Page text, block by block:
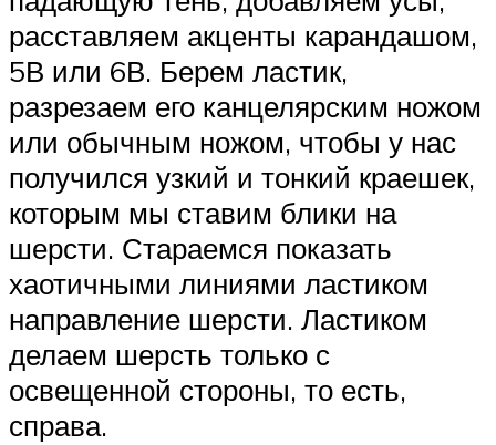
расставляем акценты карандашом,
5В или 6В. Берем ластик,
разрезаем его канцелярским ножом
или обычным ножом, чтобы у нас
получился узкий и тонкий краешек,
которым мы ставим блики на
шерсти. Стараемся показать
хаотичными линиями ластиком
направление шерсти. Ластиком
делаем шерсть только с
освещенной стороны, то есть,
справа.